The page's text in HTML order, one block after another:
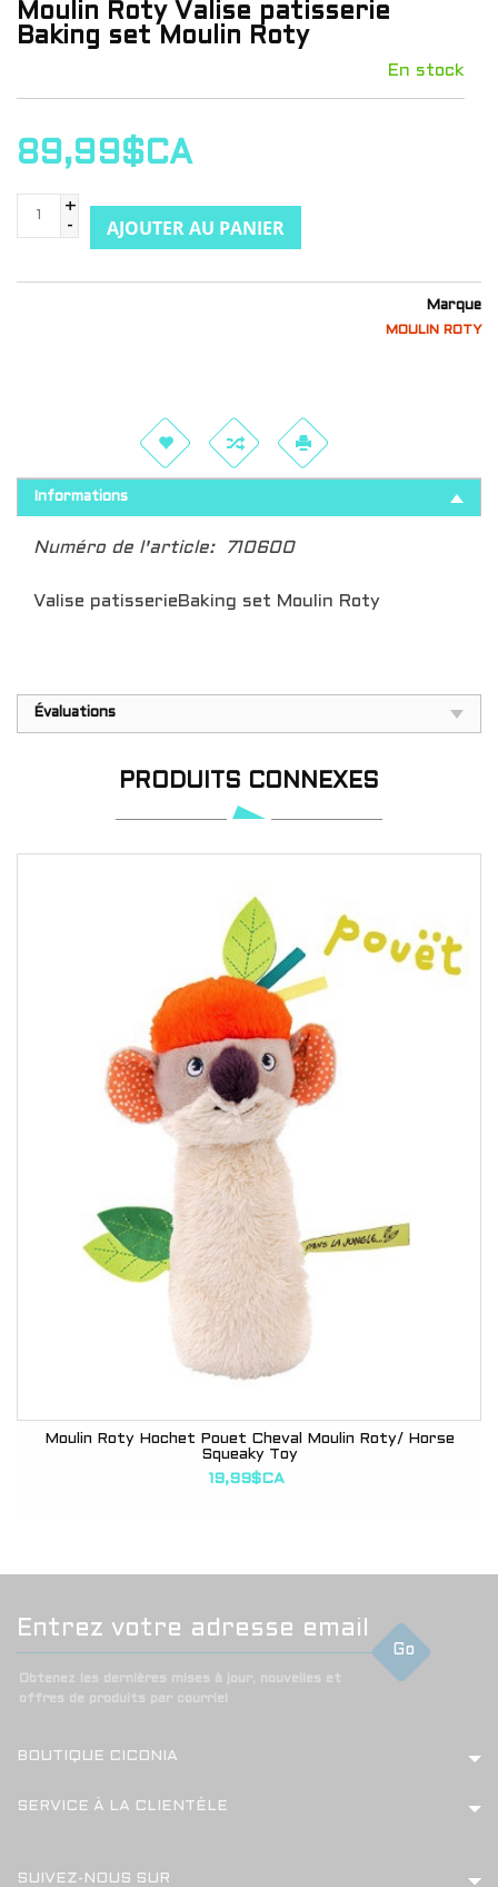
Moulin Roty Valise patisserie
Baking set Moulin Roty
En stock
89,99$CA
+
-
AJOUTER AU PANIER
Marque
MOULIN ROTY
Informations
Numéro de l'article: 710600
Valise patisserieBaking set Moulin Roty
Évaluations
PRODUITS CONNEXES
Moulin Roty Hochet Pouet Cheval Moulin Roty/ Horse
Squeaky Toy
19,99$CA
Go
Obtenez les dernières mises à jour, nouvelles et
offres de produits par courriel
BOUTIQUE CICONIA
SERVICE À LA CLIENTÈLE
SUIVEZ-NOUS SUR